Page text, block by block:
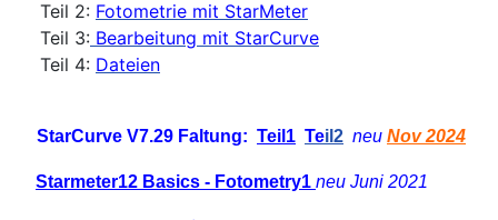
Teil 2: Fotometrie mit StarMeter
Teil 3: Bearbeitung mit StarCurve
Teil 4: Dateien
StarCurve V7.29 Faltung: Teil1 Teil2 neu Nov 2024
Starmeter12 Basics - Fotometry1 neu Juni 2021